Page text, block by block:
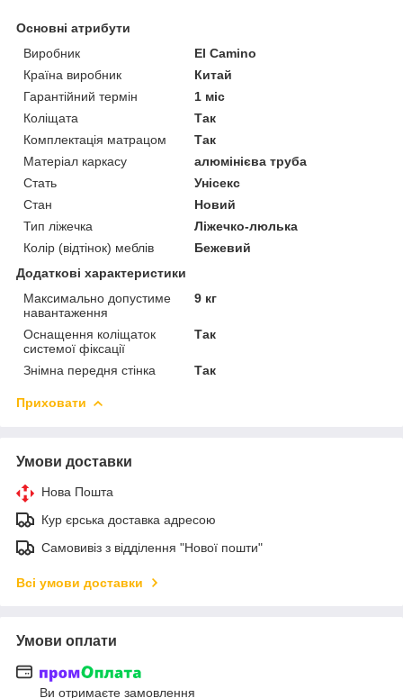
Основні атрибути
Виробник
El Camino
Країна виробник
Китай
Гарантійний термін
1 міс
Коліщата
Так
Комплектація матрацом
Так
Матеріал каркасу
алюмінієва труба
Стать
Унісекс
Стан
Новий
Тип ліжечка
Ліжечко-люлька
Колір (відтінок) меблів
Бежевий
Додаткові характеристики
Максимально допустиме
навантаження
9 кг
Оснащення коліщаток
системої фіксації
Так
Знімна передня стінка Так
Приховати
Умови доставки
Нова Пошта
Кур єрська доставка адресою
Самовивіз з відділення "Нової пошти"
Всі умови доставки
Умови оплати
Ви отримаєте замовлення